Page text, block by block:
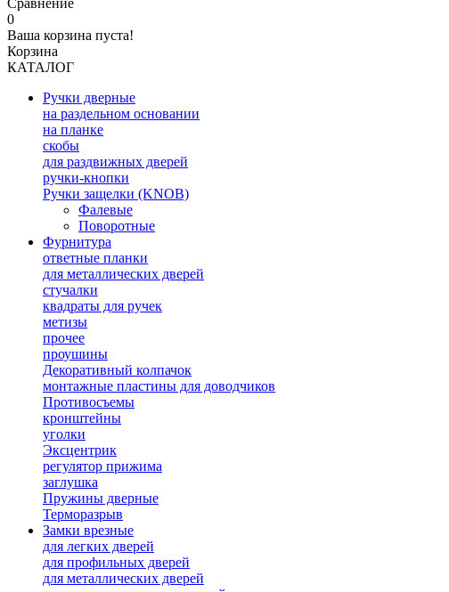
Сравнение
0
Ваша корзина пуста!
Корзина
КАТАЛОГ
Ручки дверные
на раздельном основании
на планке
скобы
для раздвижных дверей
ручки-кнопки
Ручки защелки (KNOB)
Фалевые
Поворотные
Фурнитура
ответные планки
для металлических дверей
стучалки
квадраты для ручек
метизы
прочее
проушины
Декоративный колпачок
монтажные пластины для доводчиков
Противосъемы
кронштейны
уголки
Эксцентрик
регулятор прижима
заглушка
Пружины дверные
Терморазрыв
Замки врезные
для легких дверей
для профильных дверей
для металлических дверей